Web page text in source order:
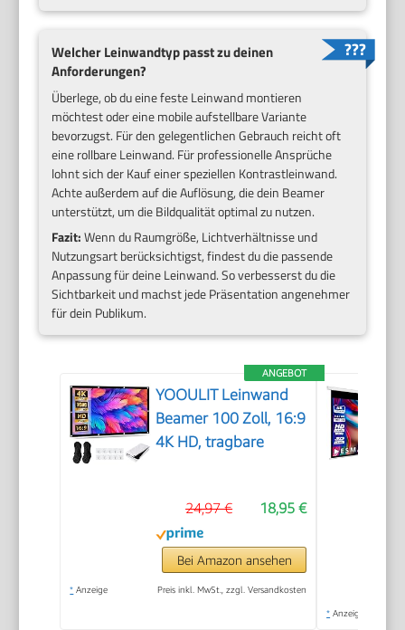
Welcher Leinwandtyp passt zu deinen
Anforderungen?
Überlege, ob du eine feste Leinwand montieren
möchtest oder eine mobile aufstellbare Variante
bevorzugst. Für den gelegentlichen Gebrauch reicht oft
eine rollbare Leinwand. Für professionelle Ansprüche
lohnt sich der Kauf einer speziellen Kontrastleinwand.
Achte außerdem auf die Auflösung, die dein Beamer
unterstützt, um die Bildqualität optimal zu nutzen.
Fazit:Wenn du Raumgröße, Lichtverhältnisse und
Nutzungsart berücksichtigst, findest du die passende
Anpassung für deine Leinwand. So verbesserst du die
Sichtbarkeit und machst jede Präsentation angenehmer
für dein Publikum.
ANGEBOT
YOOULIT Leinwand
Beamer 100 Zoll, 16:9
4K HD, tragbare
18,95 €
24,97 €
Bei Amazon ansehen
* Anzeige Preis inkl. MwSt., zzgl. Versandkosten
* Anzeige